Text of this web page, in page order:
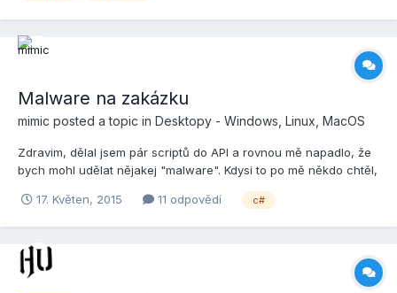
Malware na zakázku
mimic posted a topic in Desktopy - Windows, Linux, MacOS
Zdravim, dělal jsem pár scriptů do API a rovnou mě napadlo, že
bych mohl udělat nějakej "malware". Kdysi to po mě někdo chtěl,
pokud mátě někoho, koho nesnášíte nebo se chcete pomstít,
17. Květen, 2015 11 odpovědí c#